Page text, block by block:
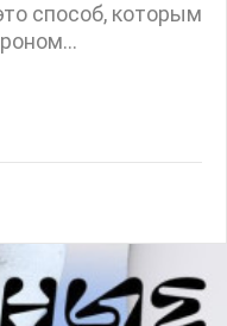
способ, которым